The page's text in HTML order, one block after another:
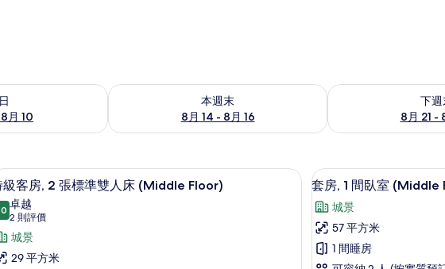
月 10
的可訂空房
本週末
8月 14 - 8月 16
查看本週末 8月 14 - 8月 16的可訂空房
下週
8月 21 -
查看下週末 8月 21 -
熨衫板 房內夾萬、遮光窗簾/窗簾、隔音、熨斗/熨衫板
4
級客房, 2 張標準雙人床 (Middle Floor)
分，滿分 10 分
卓越
2 則評價
(2
則
評
城景
29 平方米
載
入
所
有
套
4
套房, 1 間臥室 (Middle
城景
57 平方米
1 間睡房